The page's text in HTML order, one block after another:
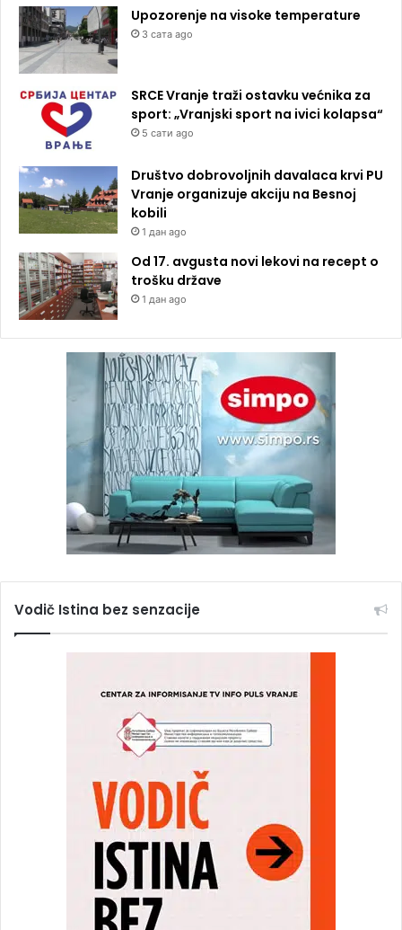
Upozorenje na visoke temperature
3 сата ago
SRCE Vranje traži ostavku većnika za
sport: „Vranjski sport na ivici kolapsa“
5 сати ago
Društvo dobrovoljnih davalaca krvi PU
Vranje organizuje akciju na Besnoj
kobili
1 дан ago
Od 17. avgusta novi lekovi na recept o
trošku države
1 дан ago
Vodič Istina bez senzacije